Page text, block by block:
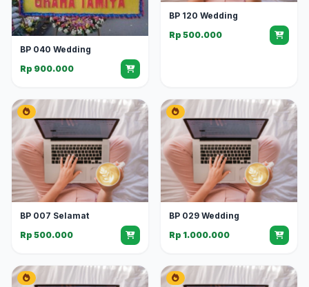
BP 040 Wedding
Rp 900.000
BP 120 Wedding
Rp 500.000
BP 007 Selamat
Rp 500.000
BP 029 Wedding
Rp 1.000.000